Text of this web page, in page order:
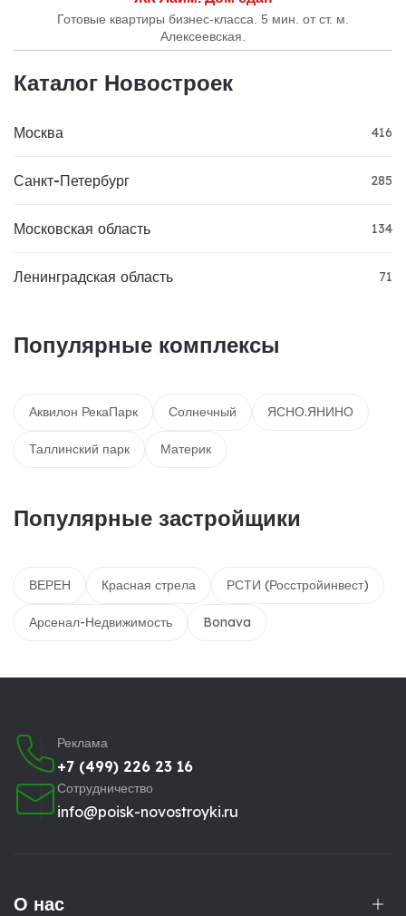
Готовые квартиры бизнес-класса. 5 мин. от ст. м.
Алексеевская.
Каталог Новостроек
Москва 416
Санкт-Петербург 285
Московская область 134
Ленинградская область 71
Популярные комплексы
Аквилон РекаПарк Солнечный ЯСНО.ЯНИНО
Таллинский парк Материк
Популярные застройщики
ВЕРЕН Красная стрела РСТИ (Росстройинвест)
Арсенал-Недвижимость Bonava
Реклама
+7 (499) 226 23 16
Сотрудничество
info@poisk-novostroyki.ru
О нас